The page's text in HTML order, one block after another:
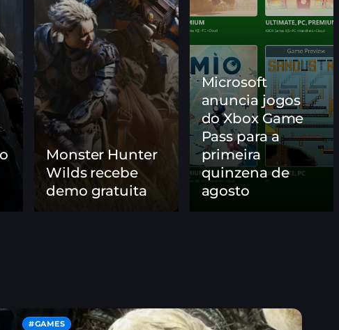
gameplay estendido
em 27 de agosto
apresentação inédita que também
Monster Hunter
Wilds recebe
demo gratuita
Microsoft
anuncia jogos
do Xbox Game
Pass para a
primeira
quinzena de
agosto
#GAMES